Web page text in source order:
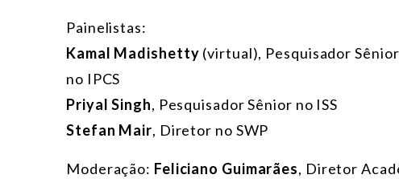
Painelistas:
Kamal Madishetty (virtual), Pesquisador
no IPCS
Priyal Singh, Pesquisador Sênior no ISS
Stefan Mair, Diretor no SWP
Moderação: Feliciano Guimarães, Diretor